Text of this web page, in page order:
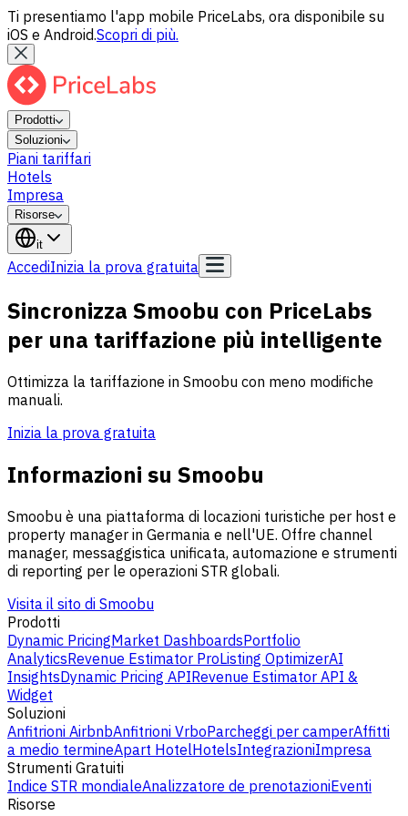
Ti presentiamo l'app mobile PriceLabs, ora disponibile su
iOS e Android.Scopri di più.
Prodotti
Soluzioni
Piani tariffari
Hotels
Impresa
Risorse
it
AccediInizia la prova gratuita
Sincronizza Smoobu con PriceLabs
per una tariffazione più intelligente
Ottimizza la tariffazione in Smoobu con meno modifiche
manuali.
Inizia la prova gratuita
Informazioni su Smoobu
Smoobu è una piattaforma di locazioni turistiche per host e
property manager in Germania e nell'UE. Offre channel
manager, messaggistica unificata, automazione e strumenti
di reporting per le operazioni STR globali.
Visita il sito di Smoobu
Prodotti
Dynamic PricingMarket DashboardsPortfolio
AnalyticsRevenue Estimator ProListing OptimizerAI
InsightsDynamic Pricing APIRevenue Estimator API &
Widget
Soluzioni
Anfitrioni AirbnbAnfitrioni VrboParcheggi per camperAffitti
a medio termineApart HotelHotelsIntegrazioniImpresa
Strumenti Gratuiti
Indice STR mondialeAnalizzatore de prenotazioniEventi
Risorse